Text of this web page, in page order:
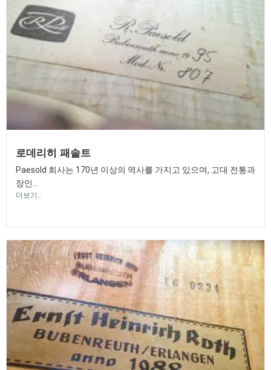
로데리히 패솔트
Paesold 회사는 170년 이상의 역사를 가지고 있으며, 고대 전통과
장인...
더보기..